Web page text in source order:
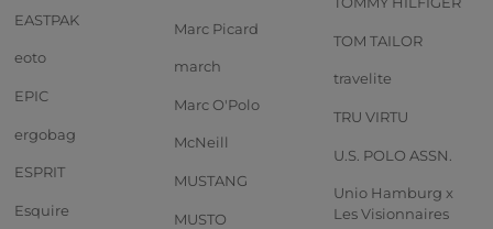
EASTPAK
eoto
EPIC
ergobag
ESPRIT
Esquire
Marc Picard
march
Marc O'Polo
McNeill
MUSTANG
MUSTO
TOM TAILOR
travelite
TRU VIRTU
U.S. POLO ASSN.
Unio Hamburg x
Les Visionnaires